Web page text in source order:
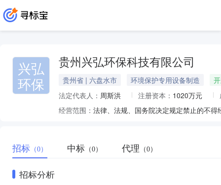
兴弘
环保
贵州兴弘环保科技有限公司
贵州省 | 六盘水市 环境保护专用设备制造
法定代表人： 周斯洪 注册资本： 1020万元
经营范围：
招标 （0） 中标 （0） 代理 （0）
招标分析